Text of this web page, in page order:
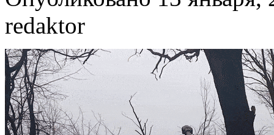
redaktor